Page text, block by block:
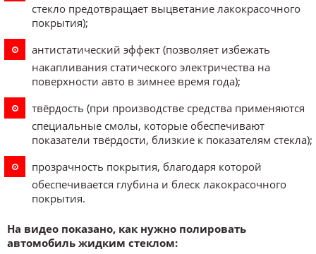
стекло предотвращает выцветание лакокрасочного
покрытия);
антистатический эффект (позволяет избежать
накапливания статического электричества на
поверхности авто в зимнее время года);
твёрдость (при производстве средства применяются
специальные смолы, которые обеспечивают
показатели твёрдости, близкие к показателям стекла);
прозрачность покрытия, благодаря которой
обеспечивается глубина и блеск лакокрасочного
покрытия.
На видео показано, как нужно полировать
автомобиль жидким стеклом: